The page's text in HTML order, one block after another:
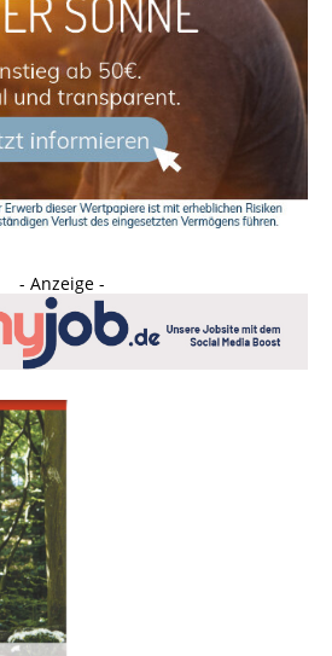
- Anzeige -